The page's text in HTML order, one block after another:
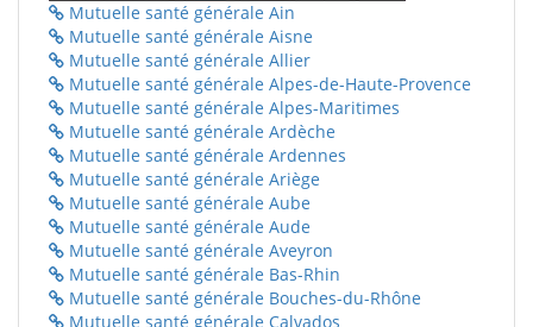
Mutuelle santé générale Ain
Mutuelle santé générale Aisne
Mutuelle santé générale Allier
Mutuelle santé générale Alpes-de-Haute-Provence
Mutuelle santé générale Alpes-Maritimes
Mutuelle santé générale Ardèche
Mutuelle santé générale Ardennes
Mutuelle santé générale Ariège
Mutuelle santé générale Aube
Mutuelle santé générale Aude
Mutuelle santé générale Aveyron
Mutuelle santé générale Bas-Rhin
Mutuelle santé générale Bouches-du-Rhône
Mutuelle santé générale Calvados